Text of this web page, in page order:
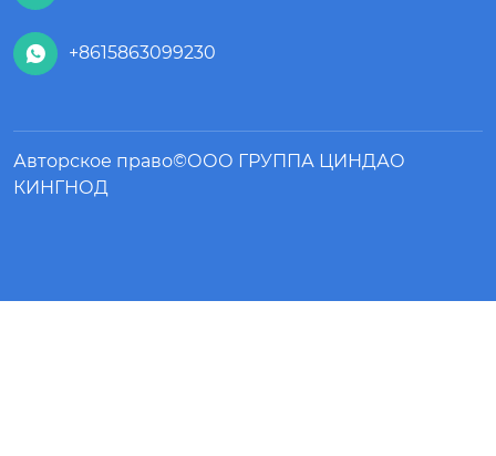
 +8615863099230
Авторское право©ООО ГРУППА ЦИНДАО
КИНГНОД